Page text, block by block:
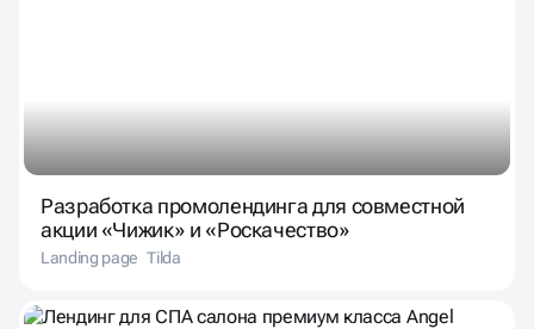
Разработка промолендинга для совместной
акции «Чижик» и «Роскачество»
Landing page Tilda